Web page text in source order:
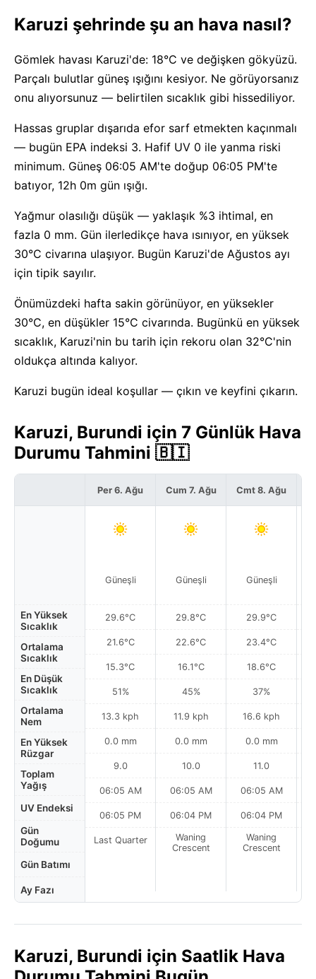
Karuzi şehrinde şu an hava nasıl?
Gömlek havası Karuzi'de: 18°C ve değişken gökyüzü.
Parçalı bulutlar güneş ışığını kesiyor. Ne görüyorsanız
onu alıyorsunuz — belirtilen sıcaklık gibi hissediliyor.
Hassas gruplar dışarıda efor sarf etmekten kaçınmalı
— bugün EPA indeksi 3. Hafif UV 0 ile yanma riski
minimum. Güneş 06:05 AM'te doğup 06:05 PM'te
batıyor, 12h 0m gün ışığı.
Yağmur olasılığı düşük — yaklaşık %3 ihtimal, en
fazla 0 mm. Gün ilerledikçe hava ısınıyor, en yüksek
30°C civarına ulaşıyor. Bugün Karuzi'de Ağustos ayı
için tipik sayılır.
Önümüzdeki hafta sakin görünüyor, en yüksekler
30°C, en düşükler 15°C civarında. Bugünkü en yüksek
sıcaklık, Karuzi'nin bu tarih için rekoru olan 32°C'nin
oldukça altında kalıyor.
Karuzi bugün ideal koşullar — çıkın ve keyfini çıkarın.
Karuzi, Burundi için 7 Günlük Hava
Durumu Tahmini 🇧🇮
En Yüksek
Sıcaklık
Ortalama
Sıcaklık
En Düşük
Sıcaklık
Ortalama
Nem
En Yüksek
Rüzgar
Toplam
Yağış
UV Endeksi
Gün
Doğumu
Gün Batımı
Ay Fazı
Per 6. Ağu
Güneşli
29.6°C
21.6°C
15.3°C
51%
13.3 kph
0.0 mm
9.0
06:05 AM
06:05 PM
Last Quarter
Cum 7. Ağu
Güneşli
29.8°C
22.6°C
16.1°C
45%
11.9 kph
0.0 mm
10.0
06:05 AM
06:04 PM
Waning
Crescent
Cmt 8. Ağu
Güneşli
29.9°C
23.4°C
18.6°C
37%
16.6 kph
0.0 mm
11.0
06:05 AM
06:04 PM
Waning
Crescent
Karuzi, Burundi için Saatlik Hava